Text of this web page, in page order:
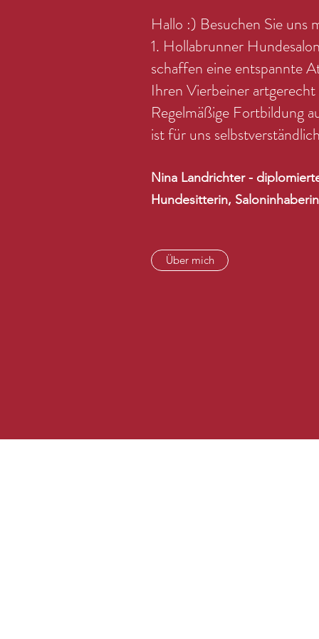
Hallo :) Besuchen Sie uns
1. Hollabrunner
schaffen eine entspannte
Ihren Vierbeiner
Regelmäßige Fortbildung
ist für uns
Nina Landrichter -
Hundesitterin, Saloninhaberin
Über mich